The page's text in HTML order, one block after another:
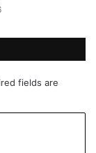
fields are